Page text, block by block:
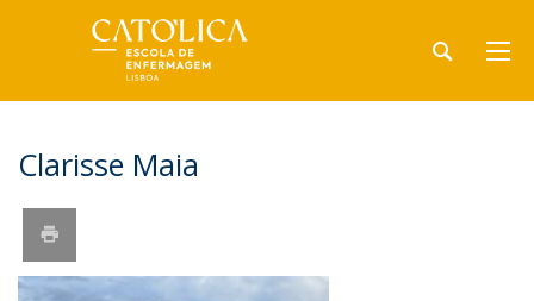
​Clarisse Maia